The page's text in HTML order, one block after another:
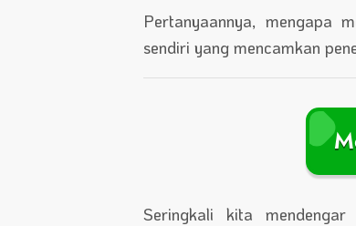
Pertanyaannya, mengapa
sendiri yang mencamkan
Seringkali kita